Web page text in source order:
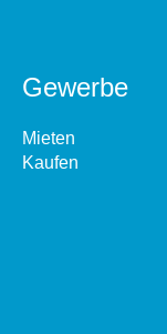
Gewerbe
Mieten
Kaufen